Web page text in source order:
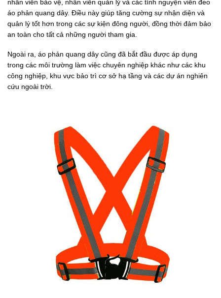
nhân viên bảo vệ, nhân viên quản lý và các tình nguyện viên đeo
áo phản quang dây. Điều này giúp tăng cường sự nhận diện và
quản lý tốt hơn trong các sự kiện đông người, đồng thời đảm bảo
an toàn cho tất cả những người tham gia.
Ngoài ra, áo phản quang dây cũng đã bắt đầu được áp dụng
trong các môi trường làm việc chuyên nghiệp khác như các khu
công nghiệp, khu vực bảo trì cơ sở hạ tầng và các dự án nghiên
cứu ngoài trời.